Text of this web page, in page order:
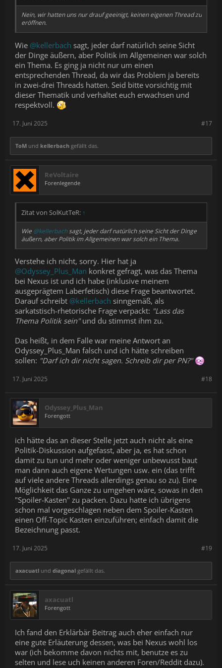
Nein, wir hatten uns nur drauf geeinigt, keinen eigenen Thread zu
eröffnen.
Wie @kellerbach sagt, jeder darf natürlich seine Sicht
der Dinge äußern, aber Politik im Allgemeinen war solch
ein Thema. Es ging ja nicht nur um einen
entsprechenden Thread, da wir das Problem ja bereits
in zwei-drei Threads hatten. Seid bitte vorsichtig mit
dieser Thematik und verhaltet euch erwachsen und
respektvoll.
#17
17. Juni 2025
ToM und kellerbach gefällt das.
ReVoltaire
Forenlegende
Zitat von SolKutTeR: ↑
Wie @kellerbachsagt, jeder darf natürlich seine Sicht der Dinge
äußern, aber Politik im Allgemeinen war solch ein Thema.
Verstehe ich nicht, sorry. Hier hat ja
@Odyssey_Plus_Man konkret gefragt, was das Thema
bei Nexus ist und ich habe (inklusive meinem
ausgeprägtem Laberfetisch) diese Frage beantwortet.
Darauf schreibt @kellerbach sinngemäß, als
sarkatstisch-rhetorische Frage verpackt: "Lass das
Thema Politik sein"und du stimmst ihm zu.
Das heißt, in dem Falle war meine Antwort an
Odyssey_Plus_Man falsch und ich hätte schreiben
sollen: "Darf ich dir nicht sagen. Schreib dir per PN?"
#18
17. Juni 2025
Odyssey_Plus_Man
Forengott
ich hätte das an dieser Stelle jetzt auch nicht als eine
Politik-Diskussion aufgefasst, aber ja, es hat schon
damit zu tun und mehr oder weniger unbewusst baut
man dann auch eigene Wertungen usw. ein (das trifft
auf viele andere Threads allerdings genau so zu). Eine
Möglichkeit das Ganze zu umgehen wäre, sowas in den
"Spoiler-Kasten" zu packen. Dazu hatte ich übrigens
schon mal vorgeschlagen neben dem Spoiler-Kasten
einen Off-Topic Kasten einzuführen; einfach damit die
Bezeichnung passt.
#19
17. Juni 2025
axacuatl und diagonal gefällt das.
axacuatl
Forengott
Ich fand den Erklärbär Beitrag auch eher einfach nur
eine gute Erläuterung dessen, was bei Nexus wohl los
war (ich bekomme davon nichts mit, benutze es zu
selten und lese uch keinen anderen Foren/Reddit dazu).